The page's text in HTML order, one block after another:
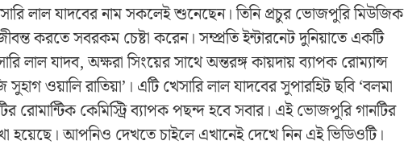
লাল যাদবের নাম সকলেই শুনেছেন। তিনি প্রচুর ভোজপুরি মিউজিক
করতে সবরকম চেষ্টা করেন। সম্প্রতি ইন্টারনেট দুনিয়াতে একটি
লাল যাদব, অক্ষরা সিংয়ের সাথে অন্তরঙ্গ কায়দায় ব্যাপক রোম্যান্স
ওয়ালি রাতিয়া’। এটি খেসারি লাল যাদবের সুপারহিট ছবি ‘বলমা
রোমান্টিক কেমিস্ট্রি ব্যাপক পছন্দ হবে সবার। এই ভোজপুরি গানটির
হয়েছে। আপনিও দেখতে চাইলে এখানেই দেখে নিন এই ভিডিওটি।